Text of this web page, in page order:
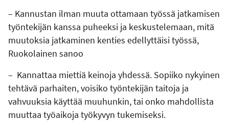
– Kannustan ilman muuta ottamaan työssä jatkamisen
työntekijän kanssa puheeksi ja keskustelemaan, mitä
muutoksia jatkaminen kenties edellyttäisi työssä,
Ruokolainen sanoo
– Kannattaa miettiä keinoja yhdessä. Sopiiko nykyinen
tehtävä parhaiten, voisiko työntekijän taitoja ja
vahvuuksia käyttää muuhunkin, tai onko mahdollista
muuttaa työaikoja työkyvyn tukemiseksi.